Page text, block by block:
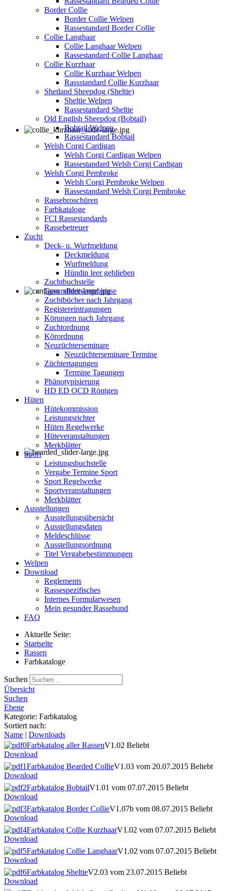
Border Collie
Border Collie Welpen
Rassestandard Border Collie
Collie Langhaar
Collie Langhaar Welpen
Rassestandard Collie Langhaar
Collie Kurzhaar
Collie Kurzhaar Welpen
Rassstandard Collie Kurzhaar
Shetland Sheepdog (Sheltie)
Sheltie Welpen
Rassestandard Sheltie
Old English Sheepdog (Bobtail)
Bobtail Welpen
Rassestandard Bobtail
Welsh Corgi Cardigan
Welsh Corgi Cardigan Welpen
Rassestandard Welsh Corgi Cardigan
Welsh Corgi Pembroke
Welsh Corgi Pembroke Welpen
Rassestandard Welsh Corgi Pembroke
Rassebroschüren
Farbkataloge
FCI Rassestandards
Rassebetreuer
Zucht
Deck- u. Wurfmeldung
Deckmeldung
Wurfmeldung
Hündin leer geblieben
Zuchtbuchstelle
Gesundheitsergebnisse
Zuchtbücher nach Jahrgang
Registereintragungen
Körungen nach Jahrgang
Zuchtordnung
Körordnung
Neuzüchterseminare
Neuzüchterseminare Termine
Züchtertagungen
Termine Tagungen
Phänotypisierung
HD ED OCD Röntgen
Hüten
Hütekommission
Leistungsrichter
Hüten Regelwerke
Hüteveranstaltungen
Merkblätter
Sport
Leistungsbuchstelle
Vergabe Termine Sport
Sport Regelwerke
Sportveranstaltungen
Merkblätter
Ausstellungen
Ausstellungsübersicht
Ausstellungsdaten
Meldeschlüsse
Ausstellungsordnung
Titel Vergabebestimmungen
Welpen
Download
Reglements
Rassespezifisches
Internes Formularwesen
Mein gesunder Rassehund
FAQ
Aktuelle Seite:
Startseite
Rassen
Farbkataloge
Suchen
Übersicht
Suchen
Ebene
Kategorie: Farbkatalog
Sortiert nach:
Name | Downloads
Farbkatalog aller RassenV1.02 Beliebt
Download
Farbkatalog Bearded CollieV1.03 vom 20.07.2015 Beliebt
Download
Farbkatalog BobtailV1.01 vom 07.07.2015 Beliebt
Download
Farbkatalog Border CollieV1.07b vom 08.07.2015 Beliebt
Download
Farbkatalog Collie KurzhaarV1.02 vom 07.07.2015 Beliebt
Download
Farbkatalog Collie LanghaarV1.02 vom 07.07.2015 Beliebt
Download
Farbkatalog SheltieV2.03 vom 23.07.2015 Beliebt
Download